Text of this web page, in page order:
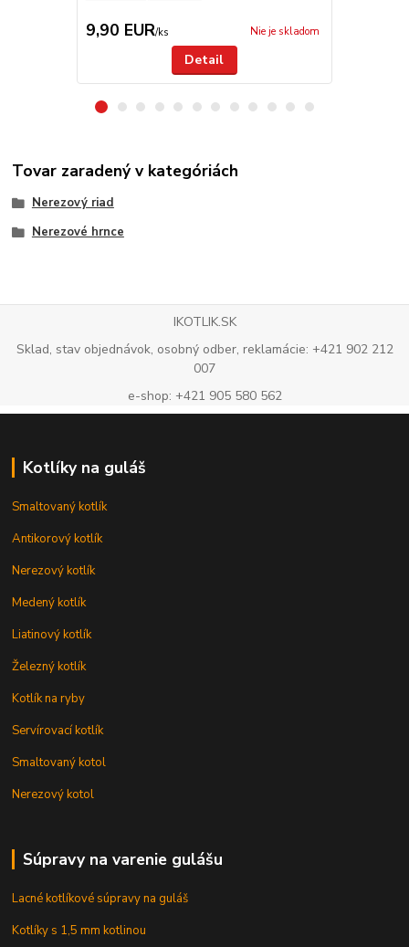
9,90 EUR/ks Nie je skladom
Detail
Tovar zaradený v kategóriách
Nerezový riad
Nerezové hrnce
IKOTLIK.SK
Sklad, stav objednávok, osobný odber, reklamácie: +421 902 212
007
e-shop: +421 905 580 562
Kotlíky na guláš
Smaltovaný kotlík
Antikorový kotlík
Nerezový kotlík
Medený kotlík
Liatinový kotlík
Železný kotlík
Kotlík na ryby
Servírovací kotlík
Smaltovaný kotol
Nerezový kotol
Súpravy na varenie gulášu
Lacné kotlíkové súpravy na guláš
Kotlíky s 1,5 mm kotlinou